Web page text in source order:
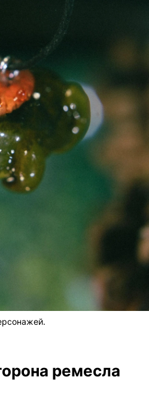
ремесла